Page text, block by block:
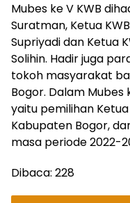
Mubes ke V KWB
Suratman, Ketua
Supriyadi dan Ketua
Solihin. Hadir juga
tokoh masyarakat
Bogor. Dalam Mubes
yaitu pemilihan Ketua
Kabupaten Bogor,
masa periode 2022-
Dibaca: 228